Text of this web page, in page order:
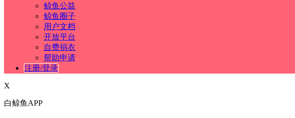
鲸鱼公益
鲸鱼圈子
用户文档
开放平台
自费捐衣
帮助申请
注册/登录
X
白鲸鱼APP